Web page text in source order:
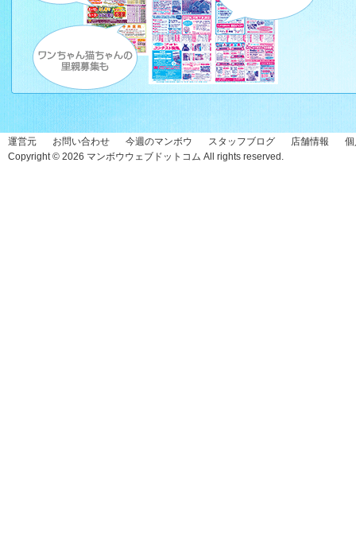
運営元 お問い合わせ 今週のマンボウ スタッフブログ 店舗情報
Copyright © 2026 マンボウウェブドットコム All rights reserved.